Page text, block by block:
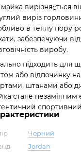
вирізняється
виріз
в теплу пору
забезпечуючи
виробу.
підходить для
або відпочинку
штанами або
стане незамінним
Чорний
Jordan